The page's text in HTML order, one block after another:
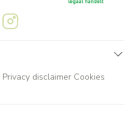
Privacy disclaimer Cookies